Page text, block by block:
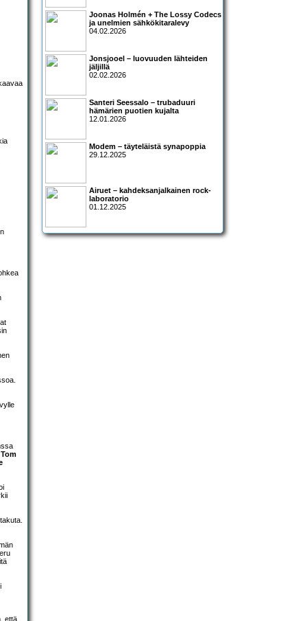
Tom
että
Joonas Holmén + The Lossy Codecs
ja unelmien sähkökitaralevy
04.02.2026
Jonsjooel – luovuuden lähteiden
jäljillä
02.02.2026
Santeri Seessalo – trubaduuri
hämärien puotien kujalta
12.01.2026
Modem – täyteläistä synapoppia
29.12.2025
Airuet – kahdeksanjalkainen rock-
laboratorio
01.12.2025